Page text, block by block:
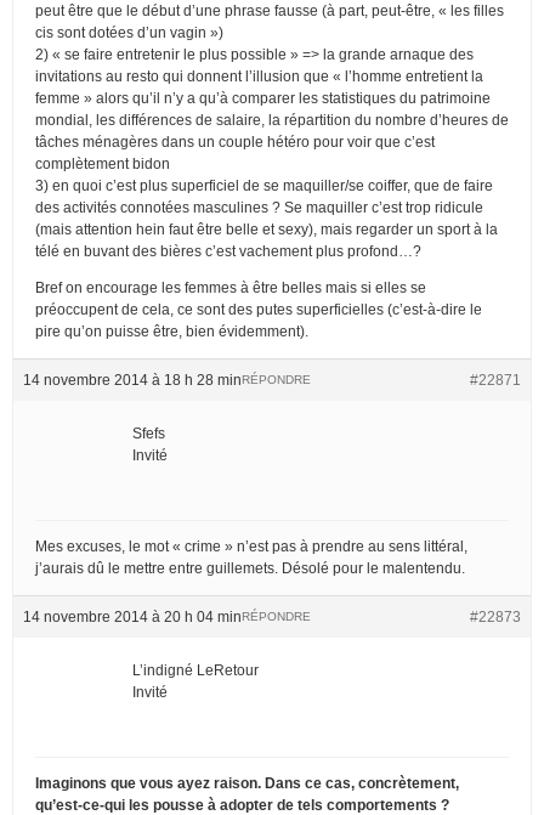
peut être que le début d’une phrase fausse (à part, peut-être, « les filles
cis sont dotées d’un vagin »)
2) « se faire entretenir le plus possible » => la grande arnaque des
invitations au resto qui donnent l’illusion que « l’homme entretient la
femme » alors qu’il n’y a qu’à comparer les statistiques du patrimoine
mondial, les différences de salaire, la répartition du nombre d’heures de
tâches ménagères dans un couple hétéro pour voir que c’est
complètement bidon
3) en quoi c’est plus superficiel de se maquiller/se coiffer, que de faire
des activités connotées masculines ? Se maquiller c’est trop ridicule
(mais attention hein faut être belle et sexy), mais regarder un sport à la
télé en buvant des bières c’est vachement plus profond…?
Bref on encourage les femmes à être belles mais si elles se
préoccupent de cela, ce sont des putes superficielles (c’est-à-dire le
pire qu’on puisse être, bien évidemment).
14 novembre 2014 à 18 h 28 min #22871
RÉPONDRE
Sfefs
Invité
Mes excuses, le mot « crime » n’est pas à prendre au sens littéral,
j’aurais dû le mettre entre guillemets. Désolé pour le malentendu.
14 novembre 2014 à 20 h 04 min #22873
RÉPONDRE
L’indigné LeRetour
Invité
Imaginons que vous ayez raison. Dans ce cas, concrètement,
qu’est-ce-qui les pousse à adopter de tels comportements ?